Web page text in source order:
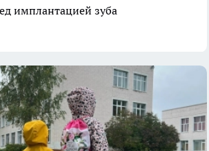
имплантацией зуба